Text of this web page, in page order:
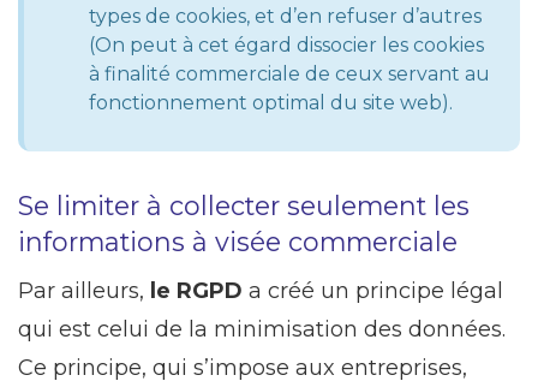
types de cookies, et d’en refuser d’autres
(On peut à cet égard dissocier les cookies
à finalité commerciale de ceux servant au
fonctionnement optimal du site web).
Se limiter à collecter seulement les
informations à visée commerciale
Par ailleurs, le RGPD a créé un principe légal
qui est celui de la minimisation des données.
Ce principe, qui s’impose aux entreprises,